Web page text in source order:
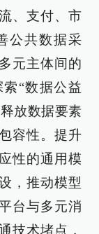
、支付、市
公共数据采
元主体间的
“数据公益
放数据要素
容性。提升
性的通用模
，推动模型
台与多元消
技术堵点，